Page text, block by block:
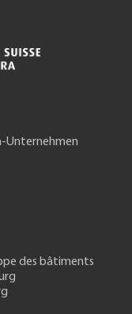
Unternehmen
des bâtiments